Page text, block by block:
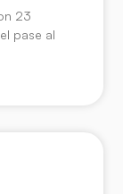
23
pase al